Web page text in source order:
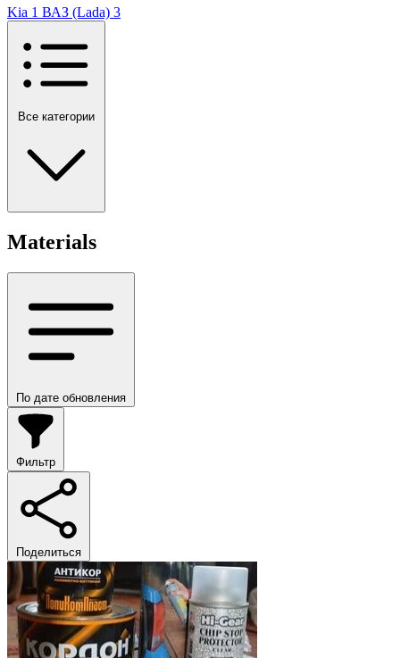
Kia 1 ВАЗ (Lada) 3
Все категории
Materials
По дате обновления
Фильтр
Поделиться